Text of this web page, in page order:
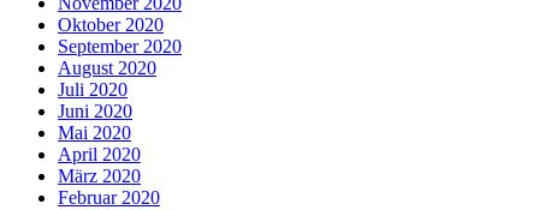
Oktober 2020
September 2020
August 2020
Juli 2020
Juni 2020
Mai 2020
April 2020
März 2020
Februar 2020